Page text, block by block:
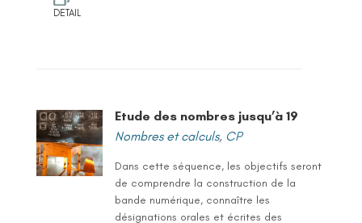
DETAIL
Etude des nombres jusqu’à 19
Nombres et calculs, CP
Dans cette séquence, les objectifs seront
de comprendre la construction de la
bande numérique, connaître les
désignations orales et écrites des